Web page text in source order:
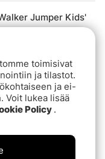
Jumper Kids'
toimisivat
ja tilastot.
ja ei-
Voit lukea lisää
Policy .